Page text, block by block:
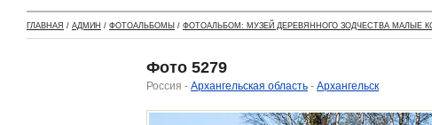
ГЛАВНАЯ / АДМИН / ФОТОАЛЬБОМЫ / ФОТОАЛЬБОМ: МУЗЕЙ ДЕРЕВЯННОГО ЗОДЧЕСТВА МАЛЫЕ
Фото 5279
Россия - Архангельская область - Архангельск